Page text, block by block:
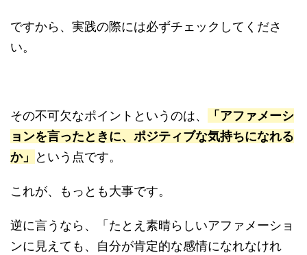
ですから、実践の際には必ずチェックしてくださ
い。
その不可欠なポイントというのは、
「アファメーシ
ョンを言ったときに、ポジティブな気持ちになれる
か」
という点です。
これが、もっとも大事です。
逆に言うなら、「たとえ素晴らしいアファメーショ
ンに見えても、自分が肯定的な感情になれなけれ